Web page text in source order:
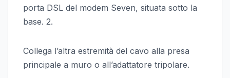
porta DSL del modem Seven, situata sotto la
base. 2.
Collega l’altra estremità del cavo alla presa
principale a muro o all’adattatore tripolare.